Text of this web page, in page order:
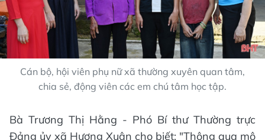
Cán bộ, hội viên phụ nữ xã thường xuyên quan tâm,
chia sẻ, động viên các em chú tâm học tập.
Bà Trương Thị Hằng - Phó Bí thư Thường trực
Đảng ủy xã Hương Xuân cho biết: "Thông qua mô